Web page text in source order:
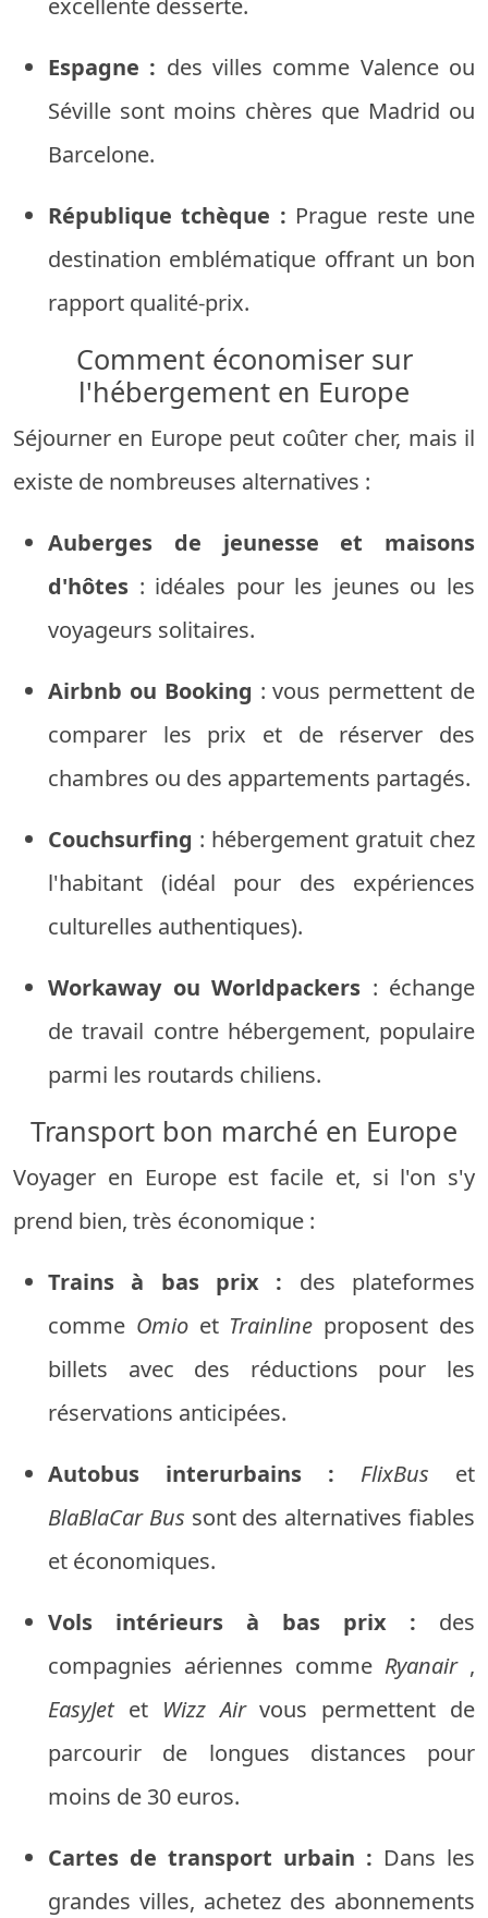
excellente desserte.
Espagne : des villes comme Valence ou
Séville sont moins chères que Madrid ou
Barcelone.
République tchèque : Prague reste une
destination emblématique offrant un bon
rapport qualité-prix.
Comment économiser sur
l'hébergement en Europe
Séjourner en Europe peut coûter cher, mais il
existe de nombreuses alternatives :
Auberges de jeunesse et maisons
d'hôtes : idéales pour les jeunes ou les
voyageurs solitaires.
Airbnb ou Booking : vous permettent de
comparer les prix et de réserver des
chambres ou des appartements partagés.
Couchsurfing : hébergement gratuit chez
l'habitant (idéal pour des expériences
culturelles authentiques).
Workaway ou Worldpackers : échange
de travail contre hébergement, populaire
parmi les routards chiliens.
Transport bon marché en Europe
Voyager en Europe est facile et, si l'on s'y
prend bien, très économique :
Trains à bas prix : des plateformes
comme Omioet Trainline proposent des
billets avec des réductions pour les
réservations anticipées.
Autobus interurbains : FlixBus et
BlaBlaCar Bus sont des alternatives fiables
et économiques.
Vols intérieurs à bas prix : des
compagnies aériennes comme Ryanair,
EasyJetet Wizz Airvous permettent de
parcourir de longues distances pour
moins de 30 euros.
Cartes de transport urbain : Dans les
grandes villes, achetez des abonnements